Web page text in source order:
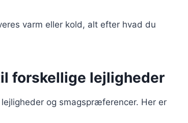
varm eller kold, alt efter hvad du
forskellige lejligheder
og smagspræferencer. Her er